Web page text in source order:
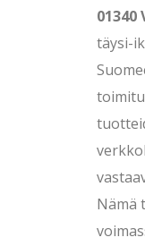
01340
täysi-
Nämä